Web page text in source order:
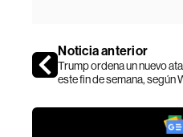
Noticia anterior
Trump ordena un nuevo
este fin de semana, según